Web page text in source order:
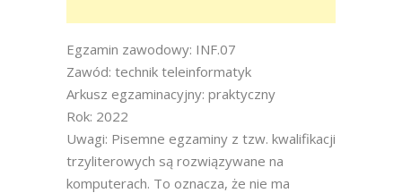
Egzamin zawodowy: INF.07
Zawód: technik teleinformatyk
Arkusz egzaminacyjny: praktyczny
Rok: 2022
Uwagi: Pisemne egzaminy z tzw. kwalifikacji
trzyliterowych są rozwiązywane na
komputerach. To oznacza, że nie ma